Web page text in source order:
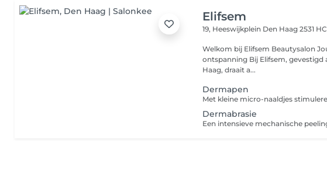
Elifsem
19, Heeswijkplein Den Haag 2531 HC
Welkom bij Elifsem Beautysalon Jouw plek voor een stralende huid &
ontspanning Bij Elifsem, gevestigd aan het Heeswijkplein 19 in Den
Haag, draait a...
Dermapen
Dermabrasie